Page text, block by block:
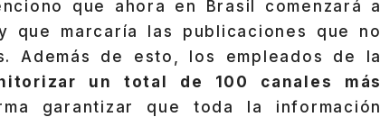
que ahora en Brasil comenzará a
que marcaría las publicaciones que no
Además de esto, los empleados de la
un total de 100 canales más
garantizar que toda la información